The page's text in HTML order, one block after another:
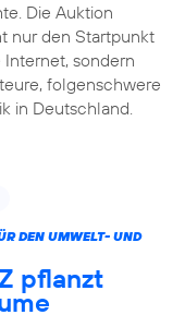
Die Auktion
nur den Startpunkt
sondern
folgenschwere
in Deutschland.
DEN UMWELT- UND
pflanzt